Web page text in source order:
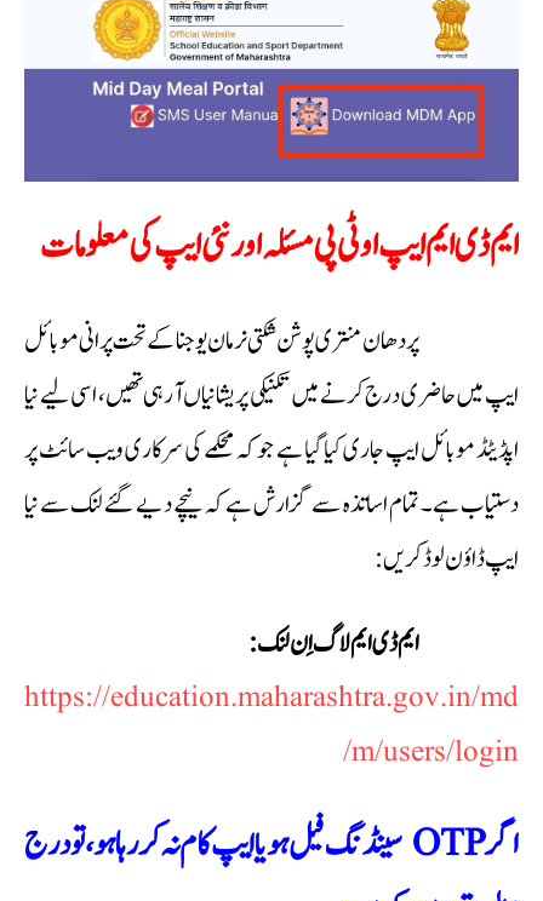
ایم ڈی ایم ایپ او ٹی پی مسئلہ اور نئی ایپ کی معلومات
پردھان منتری پوشن شکتی نرمان یوجنا کے تحت پرانی موبائل
ایپ میں حاضری درج کرنے میں تکنیکی پریشانیاں آ رہی تھیں، اسی لیے نیا
اپڈیٹڈ موبائل ایپ جاری کیا گیا ہے جو کہ محکمے کی سرکاری ویب سائٹ پر
دستیاب ہے۔ تمام اساتذہ سے گزارش ہے کہ نیچے دیے گئے لنک سے نیا
ایپ ڈاؤن لوڈ کریں:
ایم ڈی ایم لاگ اِن لنک:
https://education.maharashtra.gov.in/md
m/users/login/
اگر OTP سینڈنگ فیل ہو یا ایپ کام نہ کر رہا ہو، تو درج